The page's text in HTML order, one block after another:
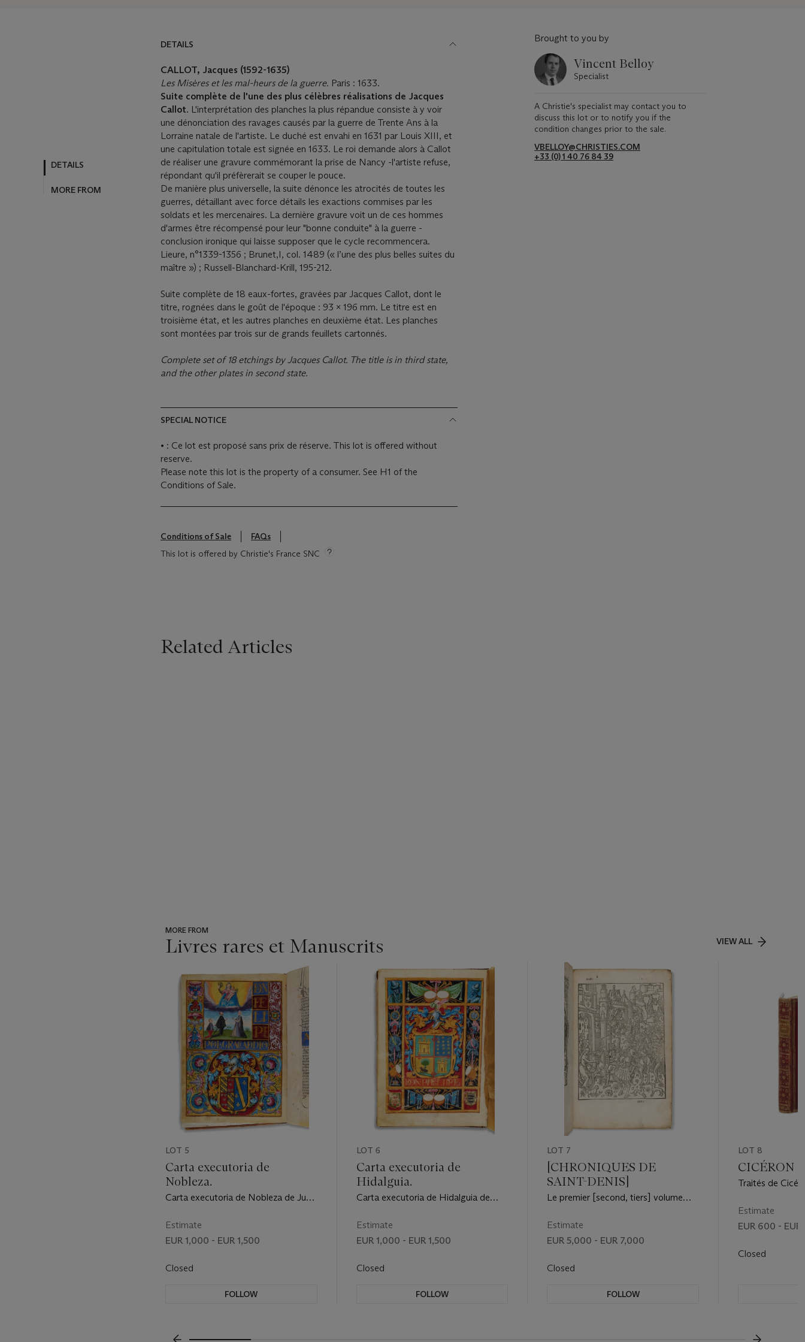
DETAILS
CALLOT, Jacques (1592-1635)
Les Misères et les mal-heurs de la guerre. Paris : 1633.
Suite complète de l'une des plus célèbres réalisations de Jacques
Callot. L'interprétation des planches la plus répandue consiste à y voir
une dénonciation des ravages causés par la guerre de Trente Ans à la
Lorraine natale de l'artiste. Le duché est envahi en 1631 par Louis XIII, et
une capitulation totale est signée en 1633. Le roi demande alors à Callot
de réaliser une gravure commémorant la prise de Nancy -l'artiste refuse,
répondant qu'il préfèrerait se couper le pouce.
De manière plus universelle, la suite dénonce les atrocités de toutes les
guerres, détaillant avec force détails les exactions commises par les
soldats et les mercenaires. La dernière gravure voit un de ces hommes
d'armes être récompensé pour leur "bonne conduite" à la guerre -
conclusion ironique qui laisse supposer que le cycle recommencera.
Lieure, n°1339-1356 ; Brunet,I, col. 1489 (« l’une des plus belles suites du
maître ») ; Russell-Blanchard-Krill, 195-212.
Suite complète de 18 eaux-fortes, gravées par Jacques Callot, dont le
titre, rognées dans le goût de l'époque : 93 x 196 mm. Le titre est en
troisième état, et les autres planches en deuxième état. Les planches
sont montées par trois sur de grands feuillets cartonnés.
Complete set of 18 etchings by Jacques Callot. The title is in third state,
and the other plates in second state.
SPECIAL NOTICE
• : Ce lot est proposé sans prix de réserve. This lot is offered without
reserve.
Please note this lot is the property of a consumer. See H1 of the
Conditions of Sale.
Conditions of Sale
FAQs
This lot is offered by Christie's France SNC
Brought to you by
Vincent Belloy
Specialist
A Christie's specialist may contact you to
discuss this lot or to notify you if the
condition changes prior to the sale.
VBELLOY@CHRISTIES.COM
+33 (0) 1 40 76 84 39
Related Articles
MORE FROM
Livres rares et Manuscrits VIEW ALL
item_current_of_total_txt
LOT 5
Carta executoria de
Nobleza.
Carta executoria de Nobleza de Juan
Estimate
EUR 1,000 - EUR 1,500
Closed
FOLLOW
LOT 6
Carta executoria de
Hidalguia.
Carta executoria de Hidalguia de
Miguel Sanz de Medrano. Valladolid
et Logroño : 1628.
Estimate
EUR 1,000 - EUR 1,500
Closed
FOLLOW
LOT 7
[CHRONIQUES DE
SAINT-DENIS]
Le premier [second, tiers] volume
: Guillaume Eustace, 1er octobre
1514.
Estimate
EUR 5,000 - EUR 7,000
Closed
FOLLOW
LOT 8
CICÉRON
Traités de
l'aîné], 1780.
Estimate
EUR 600 -
Closed